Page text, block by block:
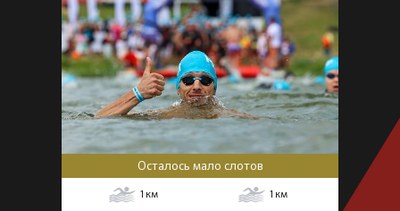
Осталось мало слотов
1 км 1 км